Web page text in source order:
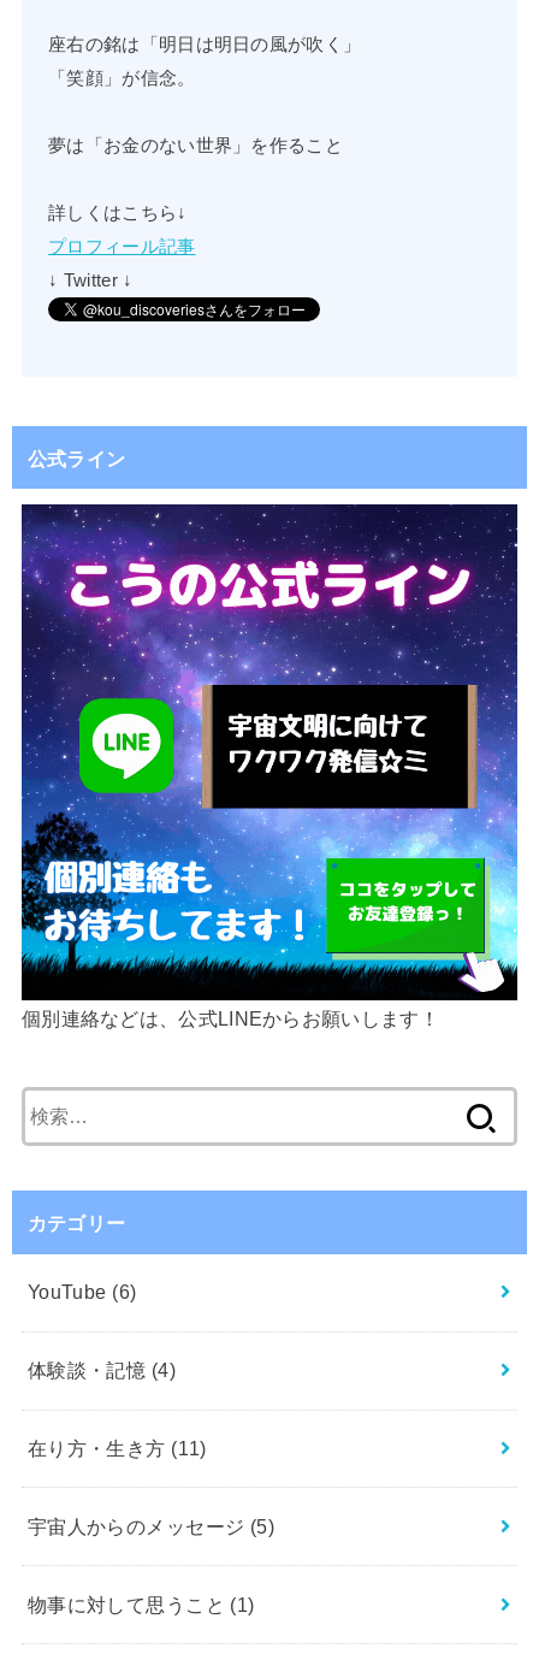
座右の銘は「明日は明日の風が吹く」
「笑顔」が信念。
夢は「お金のない世界」を作ること
詳しくはこちら↓
プロフィール記事
↓ Twitter ↓
公式ライン
個別連絡などは、公式LINEからお願いします！
索:
カテゴリー
YouTube (6)
体験談・記憶 (4)
在り方・生き方 (11)
宇宙人からのメッセージ (5)
物事に対して思うこと (1)